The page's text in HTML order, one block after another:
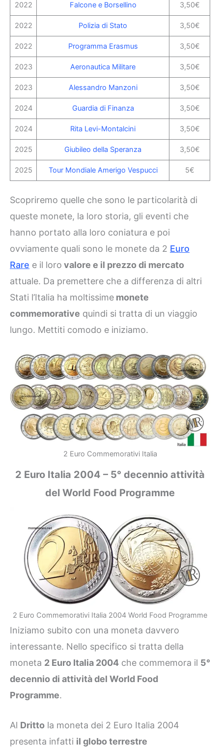
2022 Falcone e Borsellino 3,50€
2022 Polizia di Stato 3,50€
2022 Programma Erasmus 3,50€
2023 Aeronautica Militare 3,50€
2023 Alessandro Manzoni 3,50€
2024 Guardia di Finanza 3,50€
2024 Rita Levi-Montalcini 3,50€
2025 Giubileo della Speranza 3,50€
2025 Tour Mondiale Amerigo Vespucci 5€
Scopriremo quelle che sono le particolarità di
queste monete, la loro storia, gli eventi che
hanno portato alla loro coniatura e poi
ovviamente quali sono le monete da 2 Euro
Rare e il loro valore e il prezzo di mercato
attuale. Da premettere che a differenza di altri
Stati l’Italia ha moltissime monete
commemorative quindi si tratta di un viaggio
lungo. Mettiti comodo e iniziamo.
2 Euro Commemorativi Italia
2 Euro Italia 2004 – 5° decennio attività
del World Food Programme
2 Euro Commemorativi Italia 2004 World Food Programme
Iniziamo subito con una moneta davvero
interessante. Nello specifico si tratta della
moneta 2 Euro Italia 2004 che commemora il 5°
decennio di attività del World Food
Programme.
Al Dritto la moneta dei 2 Euro Italia 2004
presenta infatti il globo terrestre